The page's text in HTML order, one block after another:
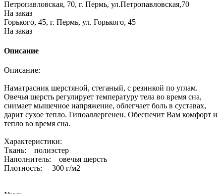
Петропавловская, 70, г. Пермь, ул.Петропавловская,70
На заказ
Горького, 45, г. Пермь, ул. Горького, 45
На заказ
Описание
Описание:
Наматрасник шерстяной, стеганый, с резинкой по углам.
Овечья шерсть регулирует температуру тела во время сна,
снимает мышечное напряжение, облегчает боль в суставах,
дарит сухое тепло. Гипоаллергенен. Обеспечит Вам комфорт и
тепло во время сна.
Характеристики:
Ткань: полиэстер
Наполнитель: овечья шерсть
Плотность: 300 г/м2